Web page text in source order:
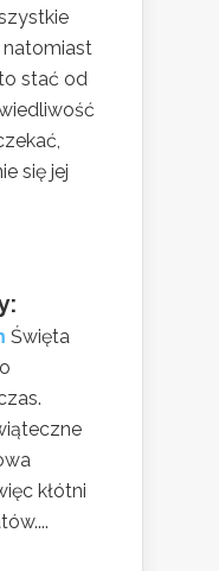
natomiast
stać od
się jej
Święta
kłótni